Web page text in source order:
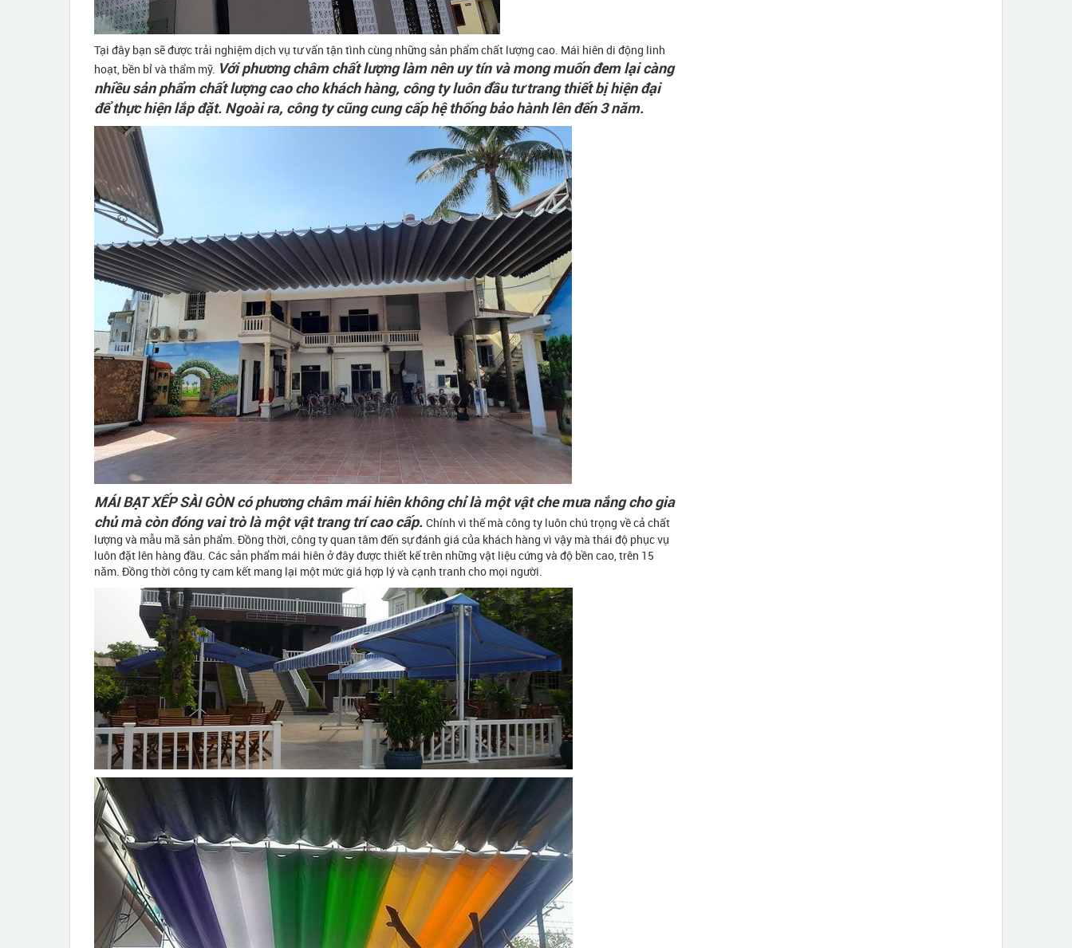
Tại đây bạn sẽ được trải nghiệm dịch vụ tư vấn tận tình cùng những sản phẩm chất lượng cao. Mái hiên di động linh
hoạt, bền bỉ và thẩm mỹ. Với phương châm chất lượng làm nên uy tín và mong muốn đem lại càng
nhiều sản phẩm chất lượng cao cho khách hàng, công ty luôn đầu tư trang thiết bị hiện đại
để thực hiện lắp đặt. Ngoài ra, công ty cũng cung cấp hệ thống bảo hành lên đến 3 năm.
MÁI BẠT XẾP SÀI GÒN có phương châm mái hiên không chỉ là một vật che mưa nắng cho gia
chủ mà còn đóng vai trò là một vật trang trí cao cấp. Chính vì thế mà công ty luôn chú trọng về cả chất
lượng và mẫu mã sản phẩm. Đồng thời, công ty quan tâm đến sự đánh giá của khách hàng vì vậy mà thái độ phục vụ
luôn đặt lên hàng đầu. Các sản phẩm mái hiên ở đây được thiết kế trên những vật liệu cứng và độ bền cao, trên 15
năm. Đồng thời công ty cam kết mang lại một mức giá hợp lý và cạnh tranh cho mọi người.